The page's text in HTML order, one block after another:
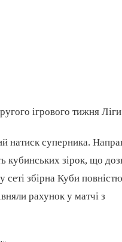
ігрового тижня Ліги
натиск суперника.
кубинських зірок, що
збірна Куби повністю
рахунок у матчі з